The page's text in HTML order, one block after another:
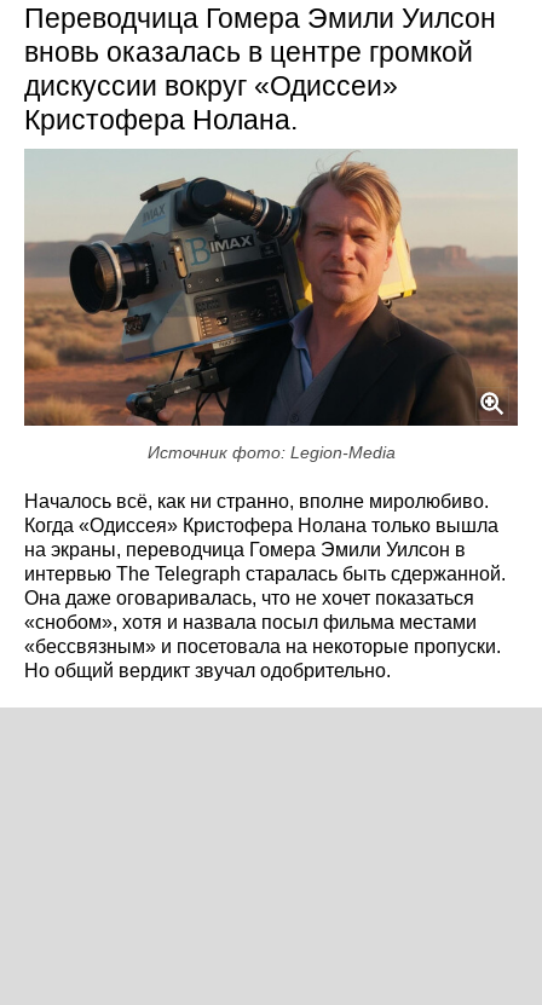
Переводчица Гомера Эмили Уилсон
вновь оказалась в центре громкой
дискуссии вокруг «Одиссеи»
Кристофера Нолана.
Источник фото: Legion-Media
Началось всё, как ни странно, вполне миролюбиво.
Когда «Одиссея» Кристофера Нолана только вышла
на экраны, переводчица Гомера Эмили Уилсон в
интервью The Telegraph старалась быть сдержанной.
Она даже оговаривалась, что не хочет показаться
«снобом», хотя и назвала посыл фильма местами
«бессвязным» и посетовала на некоторые пропуски.
Но общий вердикт звучал одобрительно.